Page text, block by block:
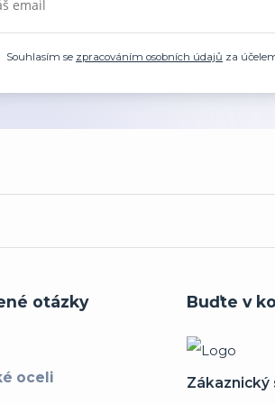
Souhlasím se zpracováním osobních údajů za
otázky
oceli
Buďte v
Zákaznický